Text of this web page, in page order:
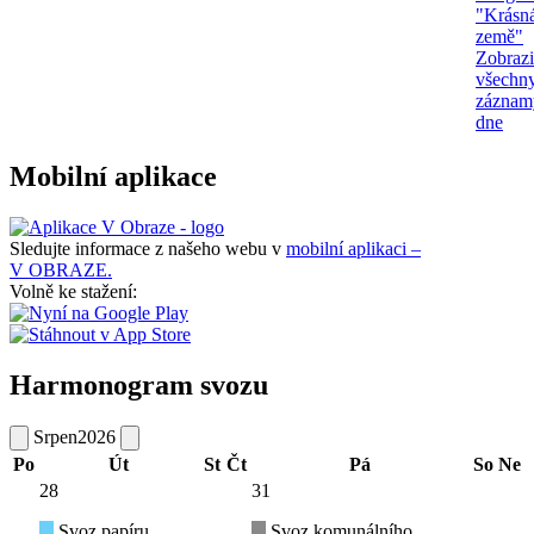
země"
dne
Mobilní aplikace
Sledujte informace z našeho webu v mobilní aplikaci –
V OBRAZE.
Volně ke stažení:
Harmonogram svozu
Srpen2026
Po
Út St Čt Pá So Ne
28
31